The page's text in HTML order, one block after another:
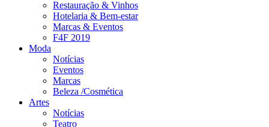
Restauração & Vinhos
Hotelaria & Bem-estar
Marcas & Eventos
F4F 2019
Moda
Notícias
Eventos
Marcas
Beleza /Cosmética
Artes
Notícias
Teatro